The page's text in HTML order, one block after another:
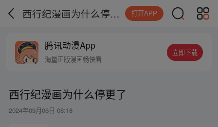
西行纪漫画为什么停更了 打开APP
腾讯动漫App
海量正版漫画畅快看
立即下载
西行纪漫画为什么停更了
2024年09月06日 08:18